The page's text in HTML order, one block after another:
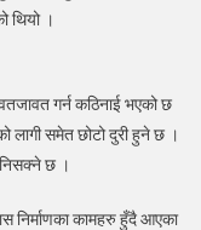
थियो ।
गर्न कठिनाई भएको छ
लागी समेत छोटो दुरी हुने छ ।
छ ।
निर्माणका कामहरु हुँदै आएका